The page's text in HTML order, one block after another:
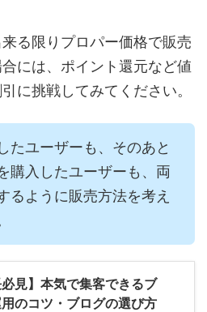
る限りプロパー価格で販売
には、ポイント還元など値
に挑戦してみてください。
たユーザーも、そのあと
購入したユーザーも、両
るように販売方法を考え
必見】本気で集客できるブ
用のコツ・ブログの選び方